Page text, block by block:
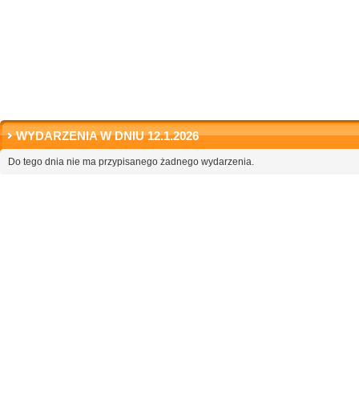
WYDARZENIA W DNIU 12.1.2026
Do tego dnia nie ma przypisanego żadnego wydarzenia.